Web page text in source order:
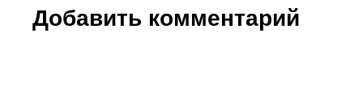
Добавить комментарий